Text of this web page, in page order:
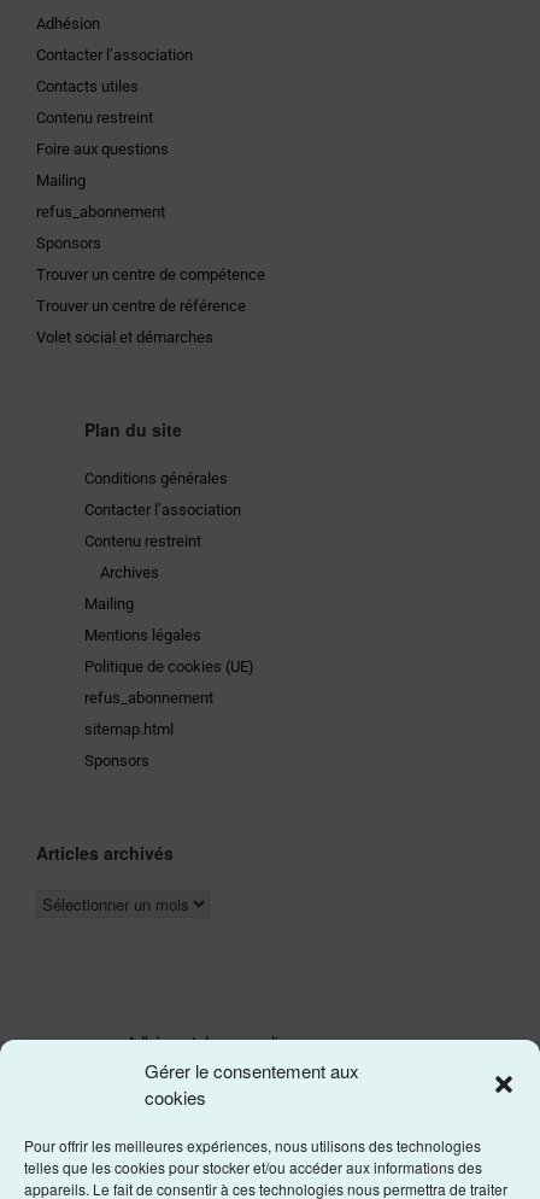
Gérer le consentement aux
cookies
Pour offrir les meilleures expériences, nous utilisons des technologies
telles que les cookies pour stocker et/ou accéder aux informations des
appareils. Le fait de consentir à ces technologies nous permettra de traiter
Adhésion
Contacter l’association
Contacts utiles
Contenu restreint
Foire aux questions
Mailing
refus_abonnement
Sponsors
Trouver un centre de compétence
Trouver un centre de référence
Volet social et démarches
Plan du site
Conditions générales
Contacter l’association
Contenu restreint
Archives
Mailing
Mentions légales
Politique de cookies (UE)
refus_abonnement
sitemap.html
Sponsors
Articles archivés
Adhérer et donner en ligne
Les statuts de l'asso